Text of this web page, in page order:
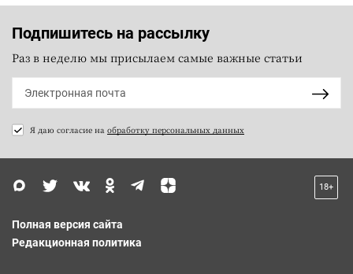
Подпишитесь на рассылку
Раз в неделю мы присылаем самые важные статьи
Я даю согласие на обработку персональных данных
18+
Полная версия сайта
Редакционная политика